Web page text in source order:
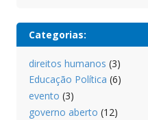
Categorias:
direitos humanos (3)
Educação Política (6)
evento (3)
governo aberto (12)